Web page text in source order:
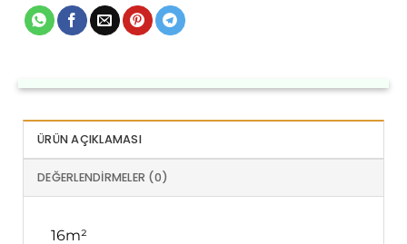
ÜRÜN AÇIKLAMASI
DEĞERLENDIRMELER (0)
16m²